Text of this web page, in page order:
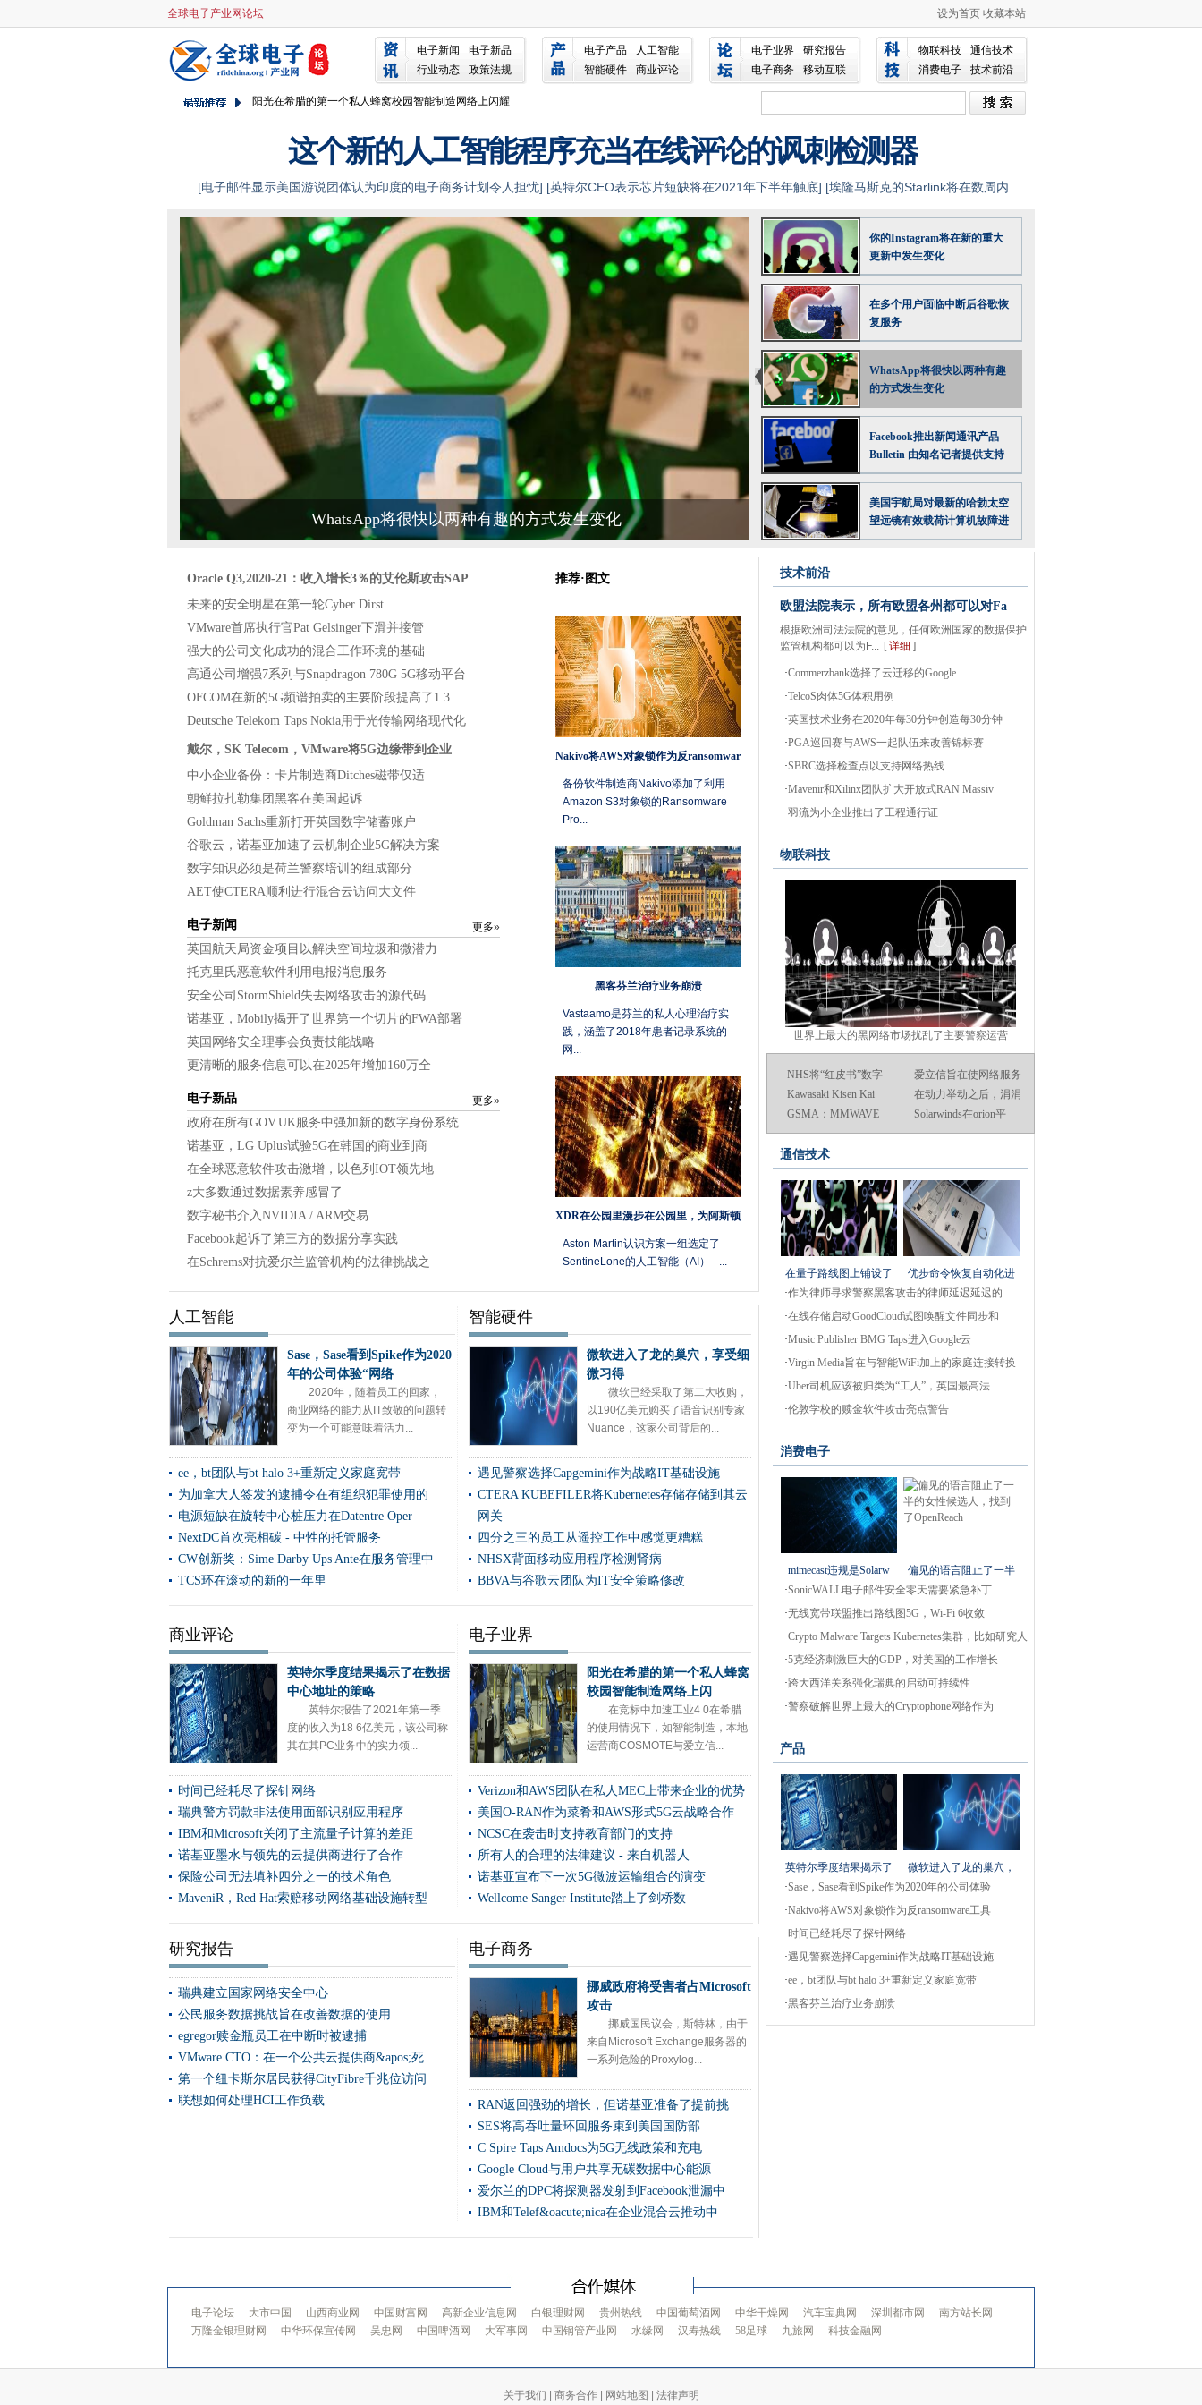
全球电子产业网论坛 设为首页 收藏本站
电子新闻
电子新品
行业动态
政策法规
电子产品
人工智能
智能硬件
商业评论
电子业界
研究报告
电子商务
移动互联
物联科技
通信技术
消费电子
技术前沿
Neos Networks在英国推出商业级以太网FTTX服务
挪威政府将受害者占Microsoft攻击
瑞典建立国家网络安全中心
RAN返回强劲的增长，但诺基亚准备了提前挑战的挑战
公民服务数据挑战旨在改善数据的使用
Verizon和AWS团队在私人MEC上带来企业的优势
SES将高吞吐量环回服务束到美国国防部
egregor赎金瓶员工在中断时被逮捕
美国O-RAN作为菜肴和AWS形式5G云战略合作
Bharti Airtel，高通公司队在印度推进5克开放
C Spire Taps Amdocs为5G无线政策和充电
VMware CTO：在一个公共云提供商'死亡的企业“全能”的日子里
NCSC在袭击时支持教育部门的支持
KDDI与CATO网络的团队在全球范围内采取SASE服务
Google Cloud与用户共享无碳数据中心能源使用统计数据
第一个纽卡斯尔居民获得CityFibre千兆位访问
所有人的合理的法律建议 - 来自机器人
Wi-Fi联盟推进支持Wi-Fi 6e生态系统
爱尔兰的DPC将探测器发射到Facebook泄漏中
诺基亚宣布下一次5G微波运输组合的演变
爱立信加速了MMIMO的5G中频推出，RAN计算线
IBM和Telefónica在企业混合云推动中对技术伙伴进行了双倍下调
无能的网络犯罪分子在OPSEC失败中泄漏数据
Wellcome Sanger Institute踏上了剑桥数据中心的节省成本效率驱动器
沃达丰推出了“即时”的Wi-Fi
超过三分之二的员工希望灵活努力留下来
Truesped和CityFibre加速英国纤维推出
爱尔兰的DataCentre Industry推出Pro-Collinator计划，以提高蜂蜂
Sutton议会在家庭传感器技术中试验
英国法院脸上的证据“黑洞”在警察加上大众黑客攻击
Minio Stakes在云对象容器存储中的领导索赔
Microsoft Exchange Proxylogon在四天内攻击Spike 10次
利物浦宣布为无人机技术进行测试和开发领域
网络安全理事会冠军英国安全优势
在MI5干预后，监测专家在智力调节器中拒绝拒绝工作
nvidia targets datacentre记忆瓶颈
EBA在Microsoft Exchange攻击后恢复服务
超过一名家庭在英国努力提供宽带
Facebook的AI博士研究计划进入英国
Oracle用粗刃基础设施器件填充混合云和边缘计算策略
RAN返回强劲的增长，但诺基亚准备了提前挑战的挑战
公民服务数据挑战旨在改善数据的使用
Verizon和AWS团队在私人MEC上带来企业的优势
谷歌云索赔革命与网络连接中心
SES将高吞吐量环回服务束到美国国防部
egregor赎金瓶员工在中断时被逮捕
美国O-RAN作为菜肴和AWS形式5G云战略合作
Bharti Airtel，高通公司队在印度推进5克开放
C Spire Taps Amdocs为5G无线政策和充电
VMware CTO：在一个公共云提供商'死亡的企业“全能”的日子里
NCSC在袭击时支持教育部门的支持
Google Cloud与用户共享无碳数据中心能源使用统计数据
第一个纽卡斯尔居民获得CityFibre千兆位访问
所有人的合理的法律建议 - 来自机器人
Wi-Fi联盟推进支持Wi-Fi 6e生态系统
爱尔兰的DPC将探测器发射到Facebook泄漏中
联想如何处理HCI工作负载
诺基亚宣布下一次5G微波运输组合的演变
爱立信加速了MMIMO的5G中频推出，RAN计算线
IBM和Telefónica在企业混合云推动中对技术伙伴进行了双倍下调
无能的网络犯罪分子在OPSEC失败中泄漏数据
Wellcome Sanger Institute踏上了剑桥数据中心的节省成本效率驱动器
沃达丰推出了“即时”的Wi-Fi
超过三分之二的员工希望灵活努力留下来
爱尔兰的DataCentre Industry推出Pro-Collinator计划，以提高蜂蜂
Sutton议会在家庭传感器技术中试验
英国法院脸上的证据“黑洞”在警察加上大众黑客攻击
Minio Stakes在云对象容器存储中的领导索赔
Microsoft Exchange Proxylogon在四天内攻击Spike 10次
利物浦宣布为无人机技术进行测试和开发领域
大科技eClipses电信和武器巨人最大的游戏消费者
在MI5干预后，监测专家在智力调节器中拒绝拒绝工作
nvidia targets datacentre记忆瓶颈
正常学院报告突出了招聘问题令人沮丧的全球数据中心
林地信任于12月的网络攻击袭击
超过一名家庭在英国努力提供宽带
这个新的人工智能程序充当在线评论的讽刺检测器
[电子邮件显示美国游说团体认为印度的电子商务计划令人担忧] [英特尔CEO表示芯片短缺将在2021年下半年触底] [埃隆马斯克的Starlink将在数周内
WhatsApp将很快以两种有趣的方式发生变化
你的Instagram将在新的重大
更新中发生变化
在多个用户面临中断后谷歌恢
复服务
WhatsApp将很快以两种有趣
的方式发生变化
Facebook推出新闻通讯产品
Bulletin 由知名记者提供支持
美国宇航局对最新的哈勃太空
望远镜有效载荷计算机故障进
行重大修复
Oracle Q3,2020-21：收入增长3％的艾伦斯攻击SAP
未来的安全明星在第一轮Cyber​​ Dirst
VMware首席执行官Pat Gelsinger下滑并接管
强大的公司文化成功的混合工作环境的基础
高通公司增强7系列与Snapdragon 780G 5G移动平台
OFCOM在新的5G频谱拍卖的主要阶段提高了1.3
Deutsche Telekom Taps Nokia用于光传输网络现代化
戴尔，SK Telecom，VMware将5G边缘带到企业
中小企业备份：卡片制造商Ditches磁带仅适
朝鲜拉扎勒集团黑客在美国起诉
Goldman Sachs重新打开英国数字储蓄账户
谷歌云，诺基亚加速了云机制企业5G解决方案
数字知识必须是荷兰警察培训的组成部分
AET使CTERA顺利进行混合云访问大文件
电子新闻 更多»
英国航天局资金项目以解决空间垃圾和微潜力
托克里氏恶意软件利用电报消息服务
安全公司StormShield失去网络攻击的源代码
诺基亚，Mobily揭开了世界第一个切片的FWA部署
英国网络安全理事会负责技能战略
更清晰的服务信息可以在2025年增加160万全
电子新品 更多»
政府在所有GOV.UK服务中强加新的数字身份系统
诺基亚，LG Uplus试验5G在韩国的商业到商
在全球恶意软件攻击激增，以色列IOT领先地
z大多数通过数据素养感冒了
数字秘书介入NVIDIA / ARM交易
Facebook起诉了第三方的数据分享实践
在Schrems对抗爱尔兰监管机构的法律挑战之
推荐·图文
Nakivo将AWS对象锁作为反ransomware工具
备份软件制造商Nakivo添加了利用
Amazon S3对象锁的Ransomware
Pro...
黑客芬兰治疗业务崩溃
Vastaamo是芬兰的私人心理治疗实
践，涵盖了2018年患者记录系统的
网...
XDR在公园里漫步在公园里，为阿斯顿
Aston Martin认识方案一组选定了
SentineLone的人工智能（AI） - ...
人工智能
Sase，Sase看到Spike作为2020
年的公司体验“网络
2020年，随着员工的回家，
商业网络的能力从IT致敬的问题转
变为一个可能意味着活力...
ee，bt团队与bt halo 3+重新定义家庭宽带
为加拿大人签发的逮捕令在有组织犯罪使用的
电源短缺在旋转中心桩压力在Datentre Oper
NextDC首次亮相碳 - 中性的托管服务
CW创新奖：Sime Darby Ups Ante在服务管理中
TCS环在滚动的新的一年里
智能硬件
微软进入了龙的巢穴，享受细
微习得
微软已经采取了第二大收购，
以190亿美元购买了语音识别专家
Nuance，这家公司背后的...
遇见警察选择Capgemini作为战略IT基础设施
CTERA KUBEFILER将Kubernetes存储存储到其云
网关
四分之三的员工从遥控工作中感觉更糟糕
NHSX背面移动应用程序检测肾病
BBVA与谷歌云团队为IT安全策略修改
Microsoft发布一键单击Proxylogon缓解工具
商业评论
英特尔季度结果揭示了在数据
中心地址的策略
英特尔报告了2021年第一季
度的收入为18 6亿美元，该公司称
其在其PC业务中的实力领...
时间已经耗尽了探针网络
瑞典警方罚款非法使用面部识别应用程序
IBM和Microsoft关闭了主流量子计算的差距
诺基亚墨水与领先的云提供商进行了合作
保险公司无法填补四分之一的技术角色
MaveniR，Red Hat索赔移动网络基础设施转型
电子业界
阳光在希腊的第一个私人蜂窝
校园智能制造网络上闪
在竞标中加速工业4 0在希腊
的使用情况下，如智能制造，本地
运营商COSMOTE与爱立信...
Verizon和AWS团队在私人MEC上带来企业的优势
美国O-RAN作为菜肴和AWS形式5G云战略合作
NCSC在袭击时支持教育部门的支持
所有人的合理的法律建议 - 来自机器人
诺基亚宣布下一次5G微波运输组合的演变
Wellcome Sanger Institute踏上了剑桥数
研究报告
瑞典建立国家网络安全中心
公民服务数据挑战旨在改善数据的使用
egregor赎金瓶员工在中断时被逮捕
VMware CTO：在一个公共云提供商&apos;死
第一个纽卡斯尔居民获得CityFibre千兆位访问
联想如何处理HCI工作负载
电子商务
挪威政府将受害者占Microsoft
攻击
挪威国民议会，斯特林，由于
来自Microsoft Exchange服务器的
一系列危险的Proxylog...
RAN返回强劲的增长，但诺基亚准备了提前挑
SES将高吞吐量环回服务束到美国国防部
C Spire Taps Amdocs为5G无线政策和充电
Google Cloud与用户共享无碳数据中心能源
爱尔兰的DPC将探测器发射到Facebook泄漏中
IBM和Telef&oacute;nica在企业混合云推动中
技术前沿
欧盟法院表示，所有欧盟各州都可以对Fa
根据欧洲司法法院的意见，任何欧洲国家的数据保护
监管机构都可以为F... [ 详细 ]
·Commerzbank选择了云迁移的Google
·TelcoS肉体5G体积用例
·英国技术业务在2020年每30分钟创造每30分钟
·PGA巡回赛与AWS一起队伍来改善锦标赛
·SBRC选择检查点以支持网络热线
·Mavenir和Xilinx团队扩大开放式RAN Massiv
·羽流为小企业推出了工程通行证
物联科技
世界上最大的黑网络市场扰乱了主要警察运营
NHS将“红皮书”数字
爱立信旨在使网络服务
Kawasaki Kisen Kai
在动力举动之后，涓涓
GSMA：MMWAVE
5G显示
Solarwinds在orion平
通信技术
在量子路线图上铺设了
优步命令恢复自动化进
·作为律师寻求警察黑客攻击的律师延迟延迟的
·在线存储启动GoodCloud试图唤醒文件同步和
·Music Publisher BMG Taps进入Google云
·Virgin Media旨在与智能WiFi加上的家庭连接转换
·Uber司机应该被归类为“工人”，英国最高法
·伦敦学校的赎金软件攻击亮点警告
消费电子
mimecast违规是Solarw
偏见的语言阻止了一半
·SonicWALL电子邮件安全零天需要紧急补丁
·无线宽带联盟推出路线图5G，Wi-Fi 6收敛
·Crypto Malware Targets Kubernetes集群，比如研究人
员
·5克经济刺激巨大的GDP，对美国的工作增长
·跨大西洋关系强化瑞典的启动可持续性
·警察破解世界上最大的Cryptophone网络作为
产品
英特尔季度结果揭示了
微软进入了龙的巢穴，
·Sase，Sase看到Spike作为2020年的公司体验
·Nakivo将AWS对象锁作为反ransomware工具
·时间已经耗尽了探针网络
·遇见警察选择Capgemini作为战略IT基础设施
·ee，bt团队与bt halo 3+重新定义家庭宽带
·黑客芬兰治疗业务崩溃
电子论坛 大市中国 山西商业网 中国财富网 高新企业信息网 白银理财网 贵州热线 中国葡萄酒网 中华干燥网 汽车宝典网 深圳都市网
南方站长网
万隆金银理财网
中华环保宣传网 吴忠网 中国啤酒网 大军事网 中国钢管产业网 水缘网 汉寿热线 58足球 九旅网 科技金融网
关于我们 商务合作| 网站地图 法律声明